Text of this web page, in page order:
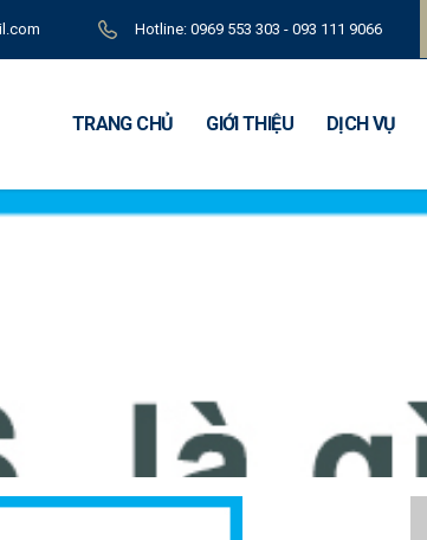
Hotline: 0969 553 303 - 093 111 9066
TRANG CHỦ GIỚI THIỆU DỊCH VỤ
công nhận đạt chuẩn VILAS
nhận đạt chuẩn VILAS